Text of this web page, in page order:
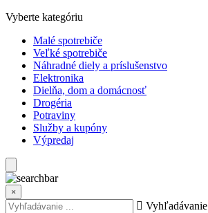
Vyberte kategóriu
Malé spotrebiče
Veľké spotrebiče
Náhradné diely a príslušenstvo
Elektronika
Dielňa, dom a domácnosť
Drogéria
Potraviny
Služby a kupóny
Výpredaj
×
Vyhľadávanie